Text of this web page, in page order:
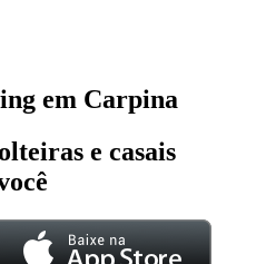
em Carpina
e casais